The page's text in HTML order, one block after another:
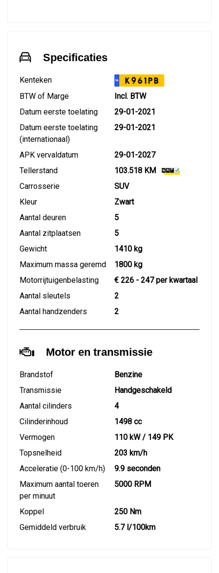
Specificaties
Kenteken NL K961PB
BTW of Marge
Incl. BTW
Datum eerste toelating
29-01-2021
Datum eerste toelating
(internationaal)
29-01-2021
APK vervaldatum
29-01-2027
Tellerstand
103.518 KM
Carrosserie
SUV
Kleur
Zwart
Aantal deuren
5
Aantal zitplaatsen
5
Gewicht
1410 kg
Maximum massa geremd
1800 kg
Motorrijtuigenbelasting
€ 226 - 247 per kwartaal
Aantal sleutels
2
Aantal handzenders
2
Motor en transmissie
Brandstof
Benzine
Transmissie
Handgeschakeld
Aantal cilinders
4
Cilinderinhoud
1498 cc
Vermogen
110 kW / 149 PK
Topsnelheid
203 km/h
Acceleratie (0-100 km/h)
9.9 seconden
Maximum aantal toeren
per minuut
5000 RPM
Koppel
250 Nm
Gemiddeld verbruik
5.7 l/100km